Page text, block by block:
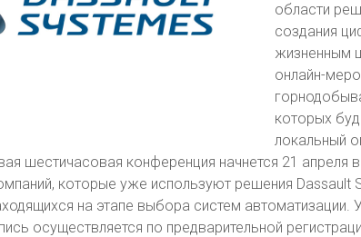
области
создания
жизненным
онлайн-
которых
локальный
шестичасовая конференция начнется 21 апреля
которые уже используют решения Dassault
на этапе выбора систем автоматизации.
осуществляется по предварительной